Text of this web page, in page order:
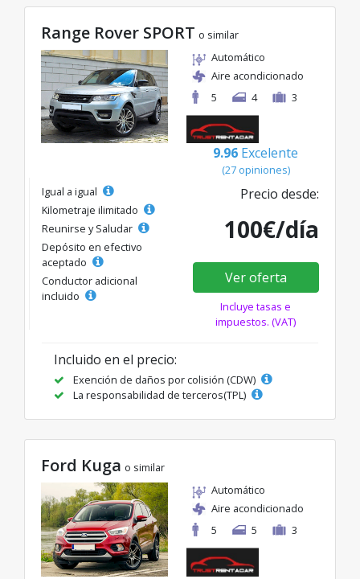
Range Rover SPORT o similar
Automático
Aire acondicionado
5
4 3
9.96 Excelente
(27 opiniones)
Igual a igual
Kilometraje ilimitado
Reunirse y Saludar
Depósito en efectivo
aceptado
Conductor adicional
incluido
Precio desde:
100€/día
Ver oferta
Incluye tasas e
impuestos. (VAT)
Incluido en el precio:
Exención de daños por colisión (CDW)
La responsabilidad de terceros(TPL)
Ford Kuga o similar
Automático
Aire acondicionado
5
5 3